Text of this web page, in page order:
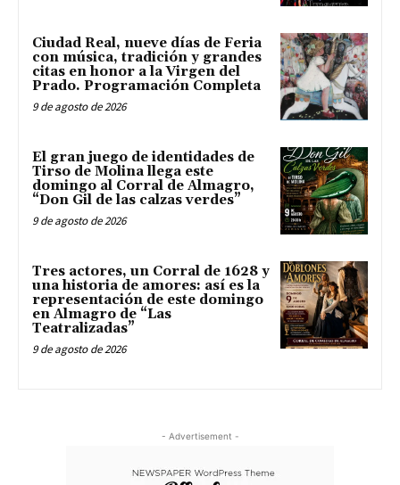
Ciudad Real, nueve días de Feria
con música, tradición y grandes
citas en honor a la Virgen del
Prado. Programación Completa
9 de agosto de 2026
El gran juego de identidades de
Tirso de Molina llega este
domingo al Corral de Almagro,
“Don Gil de las calzas verdes”
9 de agosto de 2026
Tres actores, un Corral de 1628 y
una historia de amores: así es la
representación de este domingo
en Almagro de “Las
Teatralizadas”
9 de agosto de 2026
- Advertisement -